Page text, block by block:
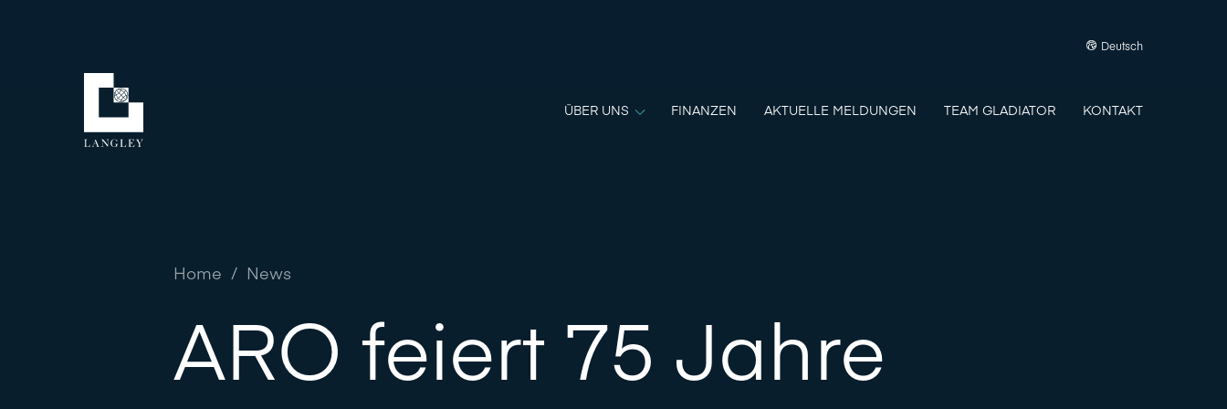
Deutsch
ÜBER UNS FINANZEN AKTUELLE MELDUNGEN TEAM GLADIATOR KONTAKT
Home / News
ARO feiert 75 Jahre